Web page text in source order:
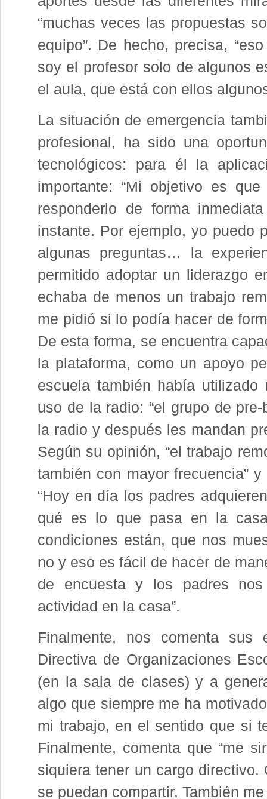
“muchas veces las propuestas
equipo”. De hecho, precisa,
soy el profesor solo de algunos
el aula, que está con ellos
La situación de emergencia
profesional, ha sido una
tecnológicos: para él la
importante: “Mi objetivo es
responderlo de forma
instante. Por ejemplo, yo puedo
algunas preguntas… la
permitido adoptar un liderazgo
echaba de menos un trabajo
me pidió si lo podía hacer de
De esta forma, se encuentra
la plataforma, como un apoyo
escuela también había
uso de la radio: “el grupo de
la radio y después les mandan
Según su opinión, “el trabajo
también con mayor frecuencia”
“Hoy en día los padres
qué es lo que pasa en la
condiciones están, que nos
no y eso es fácil de hacer de
de encuesta y los padres
actividad en la casa”.
Finalmente, nos comenta sus
Directiva de Organizaciones
(en la sala de clases) y a
algo que siempre me ha
mi trabajo, en el sentido que si
Finalmente, comenta que “me
siquiera tener un cargo
se puedan compartir. También